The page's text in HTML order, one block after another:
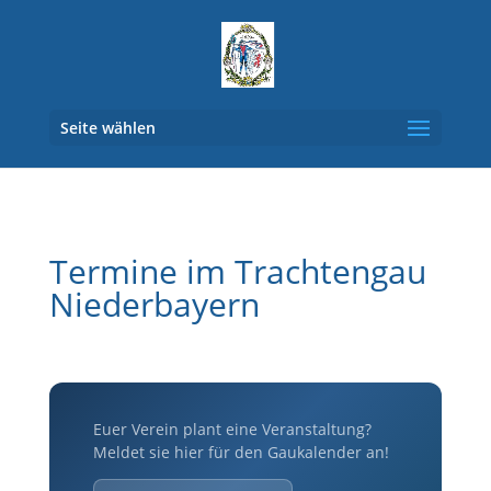
Seite wählen
Termine im Trachtengau
Niederbayern
Euer Verein plant eine Veranstaltung?
Meldet sie hier für den Gaukalender an!